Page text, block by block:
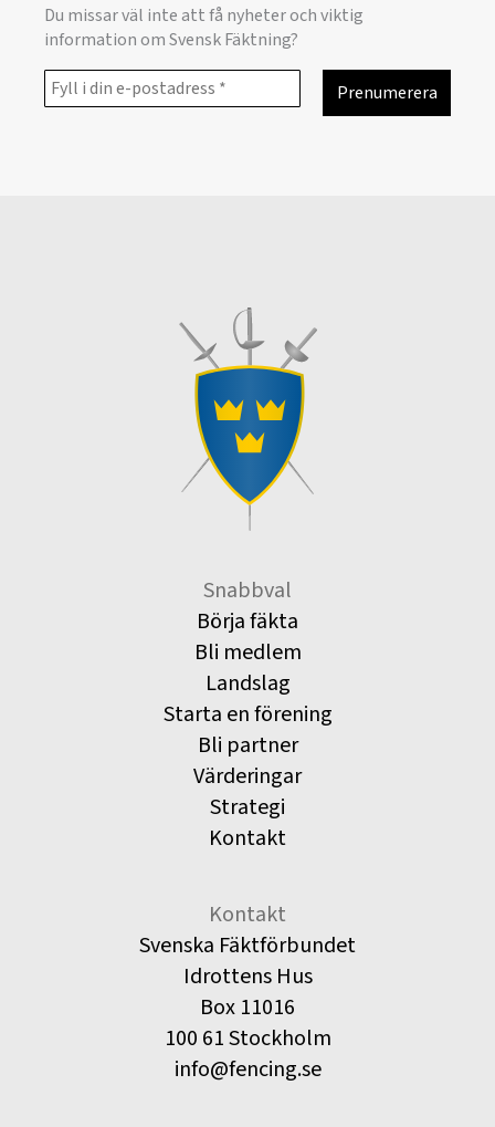
Du missar väl inte att få nyheter och viktig
information om Svensk Fäktning?
Snabbval
Börja fäkta
Bli medlem
Landslag
Starta en förening
Bli partner
Värderingar
Strategi
Kontakt
Kontakt
Svenska Fäktförbundet
Idrottens Hus
Box 11016
100 61 Stockholm
info@fencing.se